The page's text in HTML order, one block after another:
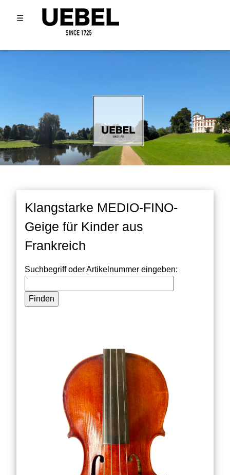
☰
Klangstarke MEDIO-FINO-
Geige für Kinder aus
Frankreich
Suchbegriff oder Artikelnummer eingeben: